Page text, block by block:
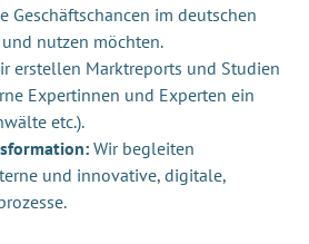
Geschäftschancen im deutschen
nutzen möchten.
erstellen Marktreports und Studien
Expertinnen und Experten ein
etc.).
Wir begleiten
und innovative, digitale,